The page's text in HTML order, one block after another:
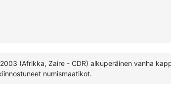
(Afrikka, Zaire - CDR) alkuperäinen vanha
numismaatikot.